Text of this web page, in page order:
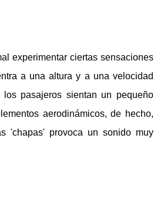
experimentar ciertas sensaciones
a una altura y a una velocidad
pasajeros sientan un pequeño
aerodinámicos, de hecho,
'chapas' provoca un sonido muy